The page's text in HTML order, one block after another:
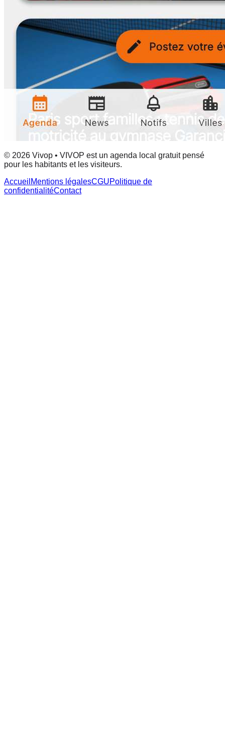
© 2026 Vivop • VIVOP est un agenda local gratuit pensé
pour les habitants et les visiteurs.
Accueil Mentions légalesCGUPolitique de
confidentialitéContact